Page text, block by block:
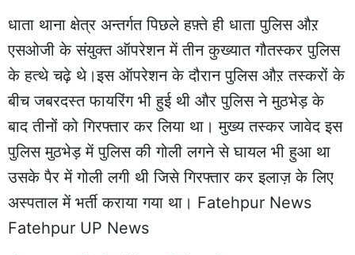
धाता थाना क्षेत्र अन्तर्गत पिछले हफ़्ते ही धाता पुलिस औऱ
एसओजी के संयुक्त ऑपरेशन में तीन कुख्यात गौतस्कर पुलिस
के हत्थे चढ़े थे।इस ऑपरेशन के दौरान पुलिस औऱ तस्करों के
बीच जबरदस्त फायरिंग भी हुई थी और पुलिस ने मुठभेड़ के
बाद तीनों को गिरफ्तार कर लिया था। मुख्य तस्कर जावेद इस
पुलिस मुठभेड़ में पुलिस की गोली लगने से घायल भी हुआ था
उसके पैर में गोली लगी थी जिसे गिरफ्तार कर इलाज़ के लिए
अस्पताल में भर्ती कराया गया था। Fatehpur News
Fatehpur UP News